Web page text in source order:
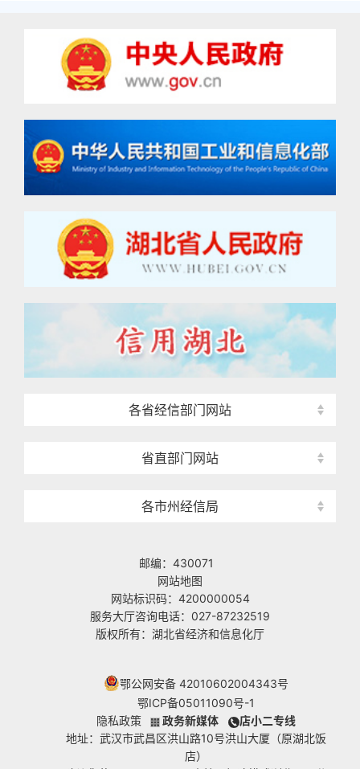
各省经信部门网站
省直部门网站
各市州经信局
邮编：430071
网站地图
网站标识码：4200000054
服务大厅咨询电话：027-87232519
版权所有：湖北省经济和信息化厅
鄂公网安备 42010602004343号
鄂ICP备05011090号-1
隐私政策
政务新媒体
店小二专线
地址：武汉市武昌区洪山路10号洪山大厦（原湖北饭
店）